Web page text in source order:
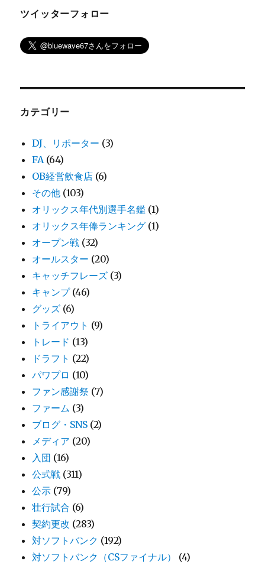
ツイッターフォロー
カテゴリー
DJ、リポーター (3)
FA(64)
OB経営飲食店 (6)
その他 (103)
オリックス年代別選手名鑑 (1)
オリックス年俸ランキング (1)
オープン戦 (32)
オールスター (20)
キャッチフレーズ (3)
キャンプ(46)
グッズ (6)
トライアウト (9)
トレード (13)
ドラフト (22)
パワプロ (10)
ファン感謝祭 (7)
ファーム (3)
ブログ・SNS (2)
メディア (20)
入団 (16)
公式戦 (311)
公示 (79)
壮行試合 (6)
契約更改 (283)
対ソフトバンク (192)
対ソフトバンク（CSファイナル）
(4)